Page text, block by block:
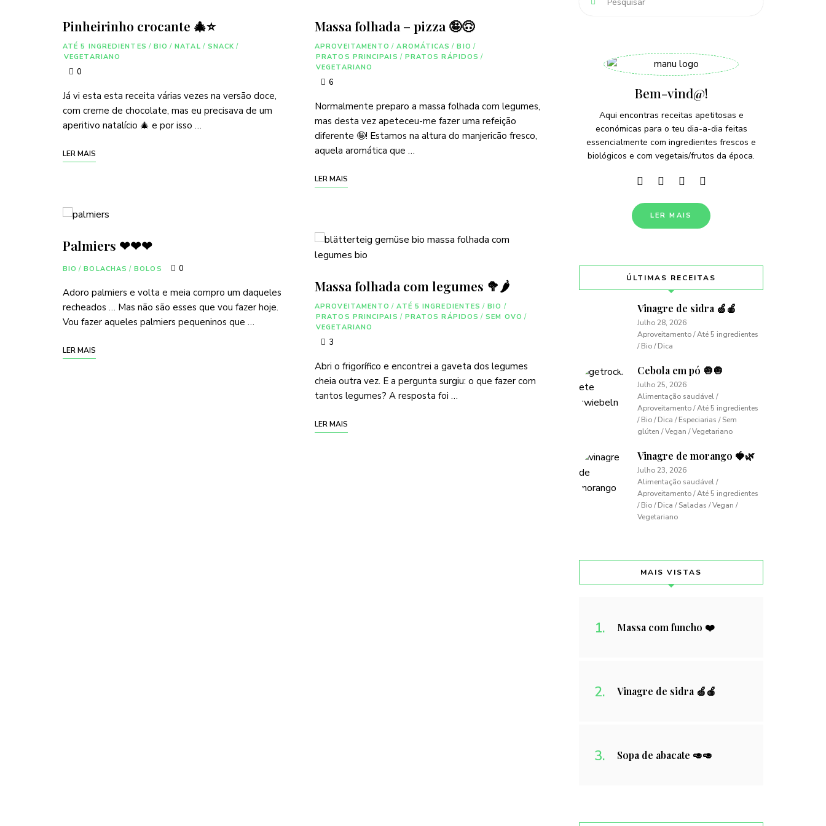
Pinheirinho crocante 🎄⭐
ATÉ 5 INGREDIENTES / BIO / NATAL / SNACK /
VEGETARIANO
0
Já vi esta esta receita várias vezes na versão doce,
com creme de chocolate, mas eu precisava de um
aperitivo natalício 🎄 e por isso …
LER MAIS
Palmiers ❤❤❤
BIO / BOLACHAS / BOLOS 0
Adoro palmiers e volta e meia compro um daqueles
recheados … Mas não são esses que vou fazer hoje.
Vou fazer aqueles palmiers pequeninos que …
LER MAIS
Massa folhada – pizza 🤪🙃
APROVEITAMENTO / AROMÁTICAS / BIO /
PRATOS PRINCIPAIS / PRATOS RÁPIDOS /
VEGETARIANO
6
Normalmente preparo a massa folhada com legumes,
mas desta vez apeteceu-me fazer uma refeição
diferente 🤪! Estamos na altura do manjericão fresco,
aquela aromática que …
LER MAIS
Massa folhada com legumes 🥦🌶
APROVEITAMENTO / ATÉ 5 INGREDIENTES / BIO /
PRATOS PRINCIPAIS / PRATOS RÁPIDOS / SEM OVO /
VEGETARIANO
3
Abri o frigorífico e encontrei a gaveta dos legumes
cheia outra vez. E a pergunta surgiu: o que fazer com
tantos legumes? A resposta foi …
LER MAIS
Bem-vind@!
Aqui encontras receitas apetitosas e
económicas para o teu dia-a-dia feitas
essencialmente com ingredientes frescos e
biológicos e com vegetais/frutos da época.
LER MAIS
ÚLTIMAS RECEITAS
Vinagre de sidra 🍏🍎
Julho 28, 2026
Aproveitamento / Até 5 ingredientes
/ Bio / Dica
Cebola em pó 🧅🧅
Julho 25, 2026
Alimentação saudável /
Aproveitamento / Até 5 ingredientes
/ Bio / Dica / Especiarias / Sem
glúten / Vegan / Vegetariano
Vinagre de morango 🍓🌿
Julho 23, 2026
Alimentação saudável /
Aproveitamento / Até 5 ingredientes
/ Bio / Dica / Saladas / Vegan /
Vegetariano
MAIS VISTAS
Massa com funcho ❤️
Vinagre de sidra 🍏🍎
Sopa de abacate 🥑🥑